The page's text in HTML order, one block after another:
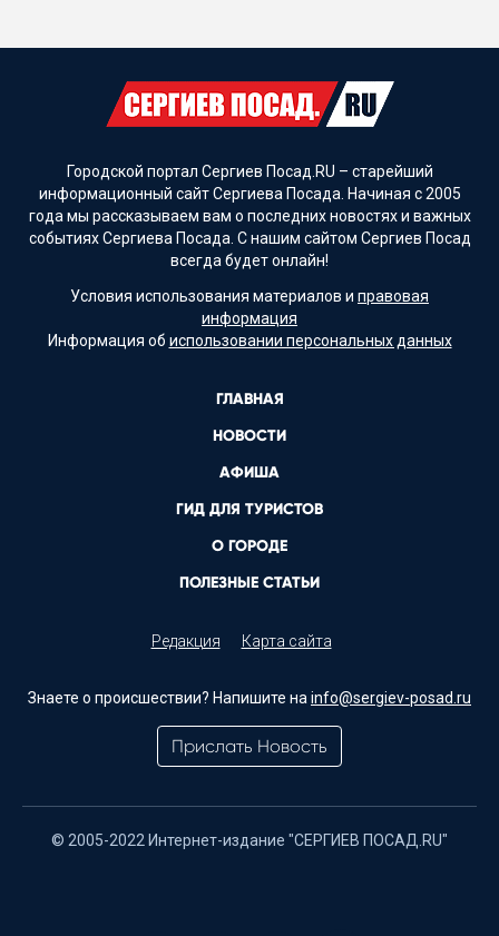
Городской портал Сергиев Посад.RU – старейший
информационный сайт Сергиева Посада. Начиная с 2005
года мы рассказываем вам о последних новостях и важных
событиях Сергиева Посада. С нашим сайтом Сергиев Посад
всегда будет онлайн!
Условия использования материалов и правовая
информация
Информация об использовании персональных данных
ГЛАВНАЯ
НОВОСТИ
АФИША
ГИД ДЛЯ ТУРИСТОВ
О ГОРОДЕ
ПОЛЕЗНЫЕ СТАТЬИ
Редакция Карта сайта
Знаете о происшествии? Напишите на info@sergiev-posad.ru
Прислать Новость
© 2005-2022 Интернет-издание "СЕРГИЕВ ПОСАД.RU"